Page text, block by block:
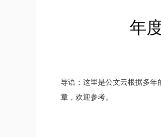
年
导语：这里是公文云根据多
章，欢迎参考。